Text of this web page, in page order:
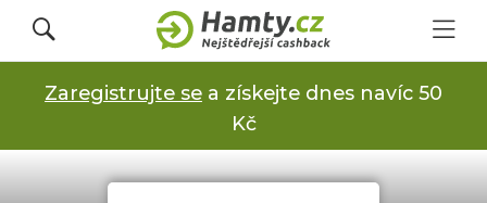
Přihlásit se
Registrovat
Zaregistrujte se a získejte dnes navíc 50
Kč